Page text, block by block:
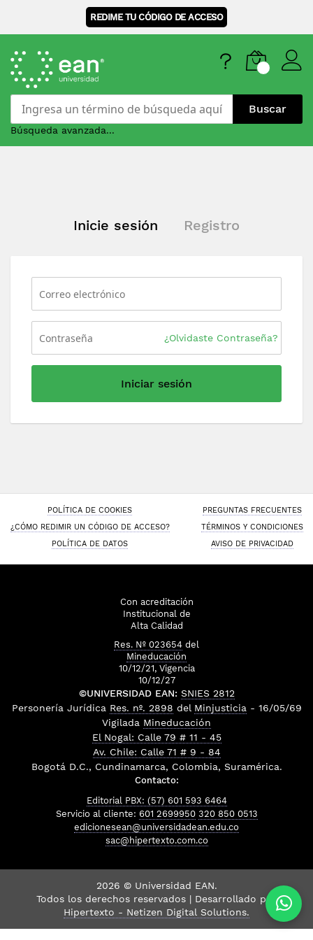
REDIME TU CÓDIGO DE ACCESO
Buscar
Búsqueda avanzada...
Inicie sesión Registro
¿Olvidaste Contraseña?
Iniciar sesión
POLÍTICA DE COOKIES
PREGUNTAS FRECUENTES
¿CÓMO REDIMIR UN CÓDIGO DE ACCESO?
TÉRMINOS Y CONDICIONES
POLÍTICA DE DATOS
AVISO DE PRIVACIDAD
Con acreditación
Institucional de
Alta Calidad
Res. Nº 023654 del
Mineducación
10/12/21, Vigencia
10/12/27
©UNIVERSIDAD EAN: SNIES 2812
Personería Jurídica Res. nº. 2898 del Minjusticia - 16/05/69
Vigilada Mineducación
El Nogal: Calle 79 # 11 - 45
Av. Chile: Calle 71 # 9 - 84
Bogotá D.C., Cundinamarca, Colombia, Suramérica.
Contacto:
Editorial PBX: (57) 601 593 6464
Servicio al cliente: 601 2699950 320 850 0513
edicionesean@universidadean.edu.co
sac@hipertexto.com.co
2026 © Universidad EAN.
Todos los derechos reservados | Desarrollado por
Hipertexto - Netizen Digital Solutions.